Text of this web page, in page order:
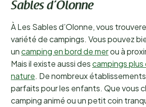
Sables d’Olonne
À Les Sables d’Olonne, vous
variété de campings. Vous pouvez
uncamping en bord de merou à
Mais il existe aussi descampings plus
nature. De nombreux
parfaits pour les enfants. Que vous
camping animé ou un petit coin